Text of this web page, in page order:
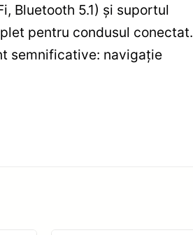
Bluetooth 5.1) și suportul
pentru condusul conectat.
semnificative: navigație